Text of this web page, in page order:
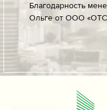
Благодарность
Ольге от ООО